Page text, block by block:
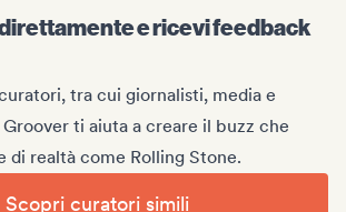
e ricevi feedback
tra cui giornalisti, media e
ti aiuta a creare il buzz che
di realtà come Rolling Stone.
Scopri curatori simili